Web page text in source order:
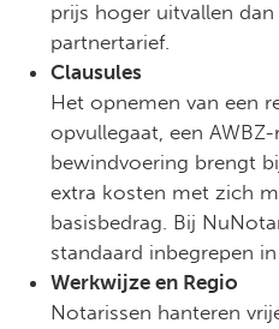
prijs hoger uitvallen
partnertarief.
Clausules
Het opnemen van een
opvullegaat, een
bewindvoering brengt
extra kosten met zich
basisbedrag. Bij
standaard inbegrepen
Werkwijze en Regio
Notarissen hanteren